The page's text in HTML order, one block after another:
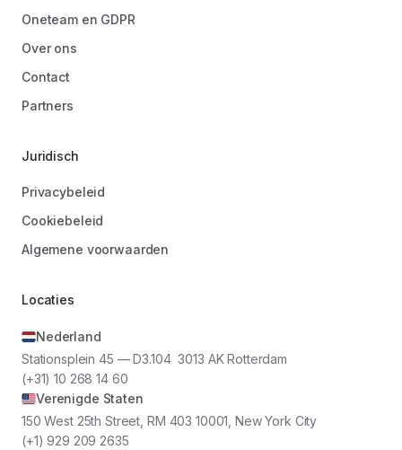
Oneteam en GDPR
Over ons
Contact
Partners
Juridisch
Privacybeleid
Cookiebeleid
Algemene voorwaarden
Locaties
Nederland
Stationsplein 45 — D3.104 3013 AK Rotterdam
(+31) 10 268 14 60
Verenigde Staten
150 West 25th Street, RM 403 10001, New York City
(+1) 929 209 2635